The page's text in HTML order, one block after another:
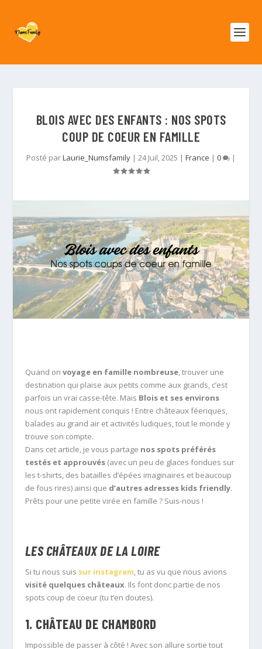
BLOIS AVEC DES ENFANTS : NOS SPOTS
COUP DE COEUR EN FAMILLE
Posté parLaurie_Numsfamily | 24 Juil, 2025 | France | 0 |
Quand on voyage en famille nombreuse, trouver une
destination qui plaise aux petits comme aux grands, c’est
parfois un vrai casse-tête. Mais Blois et ses environs
nous ont rapidement conquis ! Entre châteaux féeriques,
balades au grand air et activités ludiques, tout le monde y
trouve son compte.
Dans cet article, je vous partage nos spots préférés
testés et approuvés(avec un peu de glaces fondues sur
les t-shirts, des batailles d’épées imaginaires et beaucoup
de fous rires) ainsi que d’autres adresses kids friendly.
Prêts pour une petite virée en famille ? Suis-nous !
LES CHÂTEAUX DE LA LOIRE
Si tu nous suis sur instagram , tu as vu que nous avions
visité quelques châteaux. Ils font donc partie de nos
spots coup de coeur (tu t’en doutes).
1. CHÂTEAU DE CHAMBORD
Impossible de passer à côté ! Avec son allure sortie tout